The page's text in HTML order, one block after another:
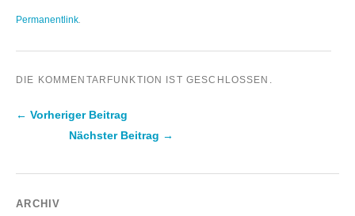
Permanentlink
DIE KOMMENTARFUNKTION IST GESCHLOSSEN.
Beitragsnavigation
← Vorheriger Beitrag
Nächster Beitrag →
ARCHIV